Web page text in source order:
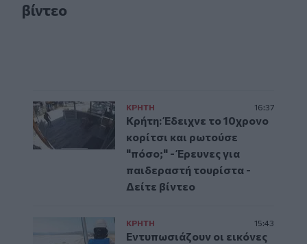
βίντεο
ΚΡΗΤΗ 16:37
Κρήτη: Έδειχνε το 10χρονο
κορίτσι και ρωτούσε
"πόσο;" - Έρευνες για
παιδεραστή τουρίστα -
Δείτε βίντεο
ΚΡΗΤΗ 15:43
Εντυπωσιάζουν οι εικόνες